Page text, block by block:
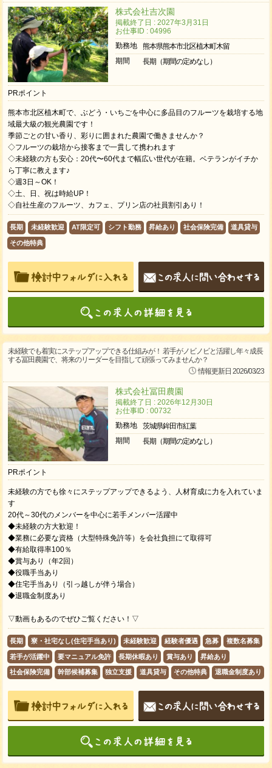
株式会社吉次園
掲載終了日 : 2027年3月31日
お仕事ID : 04996
勤務地
熊本県熊本市北区植木町木留
期間
長期（期間の定めなし）
PRポイント
熊本市北区植木町で、ぶどう・いちごを中心に多品目のフルーツを栽培する地
域最大級の観光農園です！
季節ごとの甘い香り、彩りに囲まれた農園で働きませんか？
◇フルーツの栽培から接客まで一貫して携われます
◇未経験の方も安心：20代〜60代まで幅広い世代が在籍。ベテランがイチか
ら丁寧に教えます♪
◇週3日～OK！
◇土、日、祝は時給UP！
◇自社生産のフルーツ、カフェ、プリン店の社員割引あり！
長期 未経験歓迎 AT限定可 シフト勤務 昇給あり 社会保険完備 道具貸与
その他特典
未経験でも着実にステップアップできる仕組みが！ 若手がノビノビと活躍し年々成長
する冨田農園で、将来のリーダーを目指して頑張ってみませんか？
情報更新日 2026/03/23
株式会社冨田農園
掲載終了日 : 2026年12月30日
お仕事ID : 00732
勤務地
茨城県鉾田市紅葉
期間
長期（期間の定めなし）
PRポイント
未経験の方でも徐々にステップアップできるよう、人材育成に力を入れていま
す
20代～30代のメンバーを中心に若手メンバー活躍中
◆未経験の方大歓迎！
◆業務に必要な資格（大型特殊免許等）を会社負担にて取得可
◆有給取得率100％
◆賞与あり（年2回）
◆役職手当あり
◆住宅手当あり（引っ越しが伴う場合）
◆退職金制度あり
▽動画もあるのでぜひご覧ください！▽
長期 寮・社宅なし(住宅手当あり) 未経験歓迎 経験者優遇 急募 複数名募集
若手が活躍中 要マニュアル免許 長期休暇あり 賞与あり 昇給あり
社会保険完備 幹部候補募集 独立支援 道具貸与 その他特典 退職金制度あり